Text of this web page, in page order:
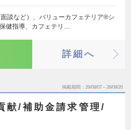
談など）、バリューカフェテリア®シ
健指導、カフェテリ…
詳細へ
掲載期間 26/08/07～26/08/20
献/補助金請求管理/